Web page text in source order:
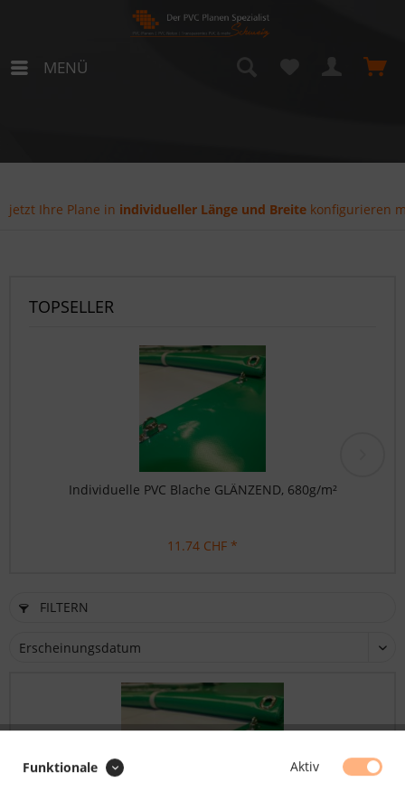
MENÜ
jetzt Ihre Plane in individueller Länge und Breite konfigurieren
TOPSELLER
Individuelle PVC Blache GLÄNZEND, 680g/m²
11.74 CHF *
FILTERN
Funktionale Aktiv